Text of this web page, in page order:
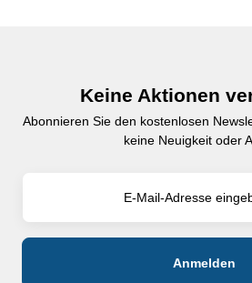
Keine Aktionen
Abonnieren Sie den kostenlosen
keine Neuigkeit oder